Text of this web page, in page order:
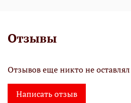
Отзывы
Отзывов еще никто не оставлял
Написать отзыв